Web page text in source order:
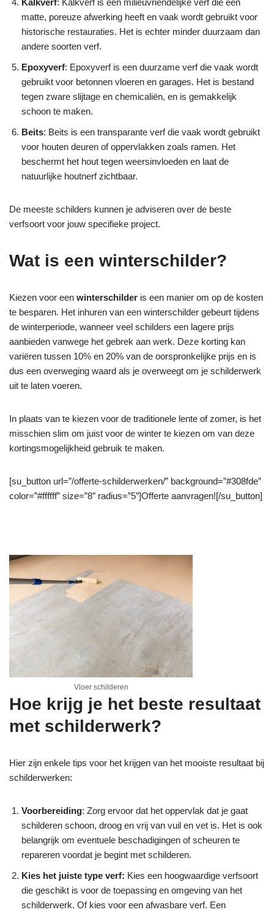
matte, poreuze afwerking heeft en vaak wordt gebruikt voor
historische restauraties. Het is echter minder duurzaam dan
andere soorten verf.
Epoxyverf: Epoxyverf is een duurzame verf die vaak wordt
gebruikt voor betonnen vloeren en garages. Het is bestand
tegen zware slijtage en chemicaliën, en is gemakkelijk
schoon te maken.
Beits: Beits is een transparante verf die vaak wordt gebruikt
voor houten deuren of oppervlakken zoals ramen. Het
beschermt het hout tegen weersinvloeden en laat de
natuurlijke houtnerf zichtbaar.
De meeste schilders kunnen je adviseren over de beste
verfsoort voor jouw specifieke project.
Wat is een winterschilder?
Kiezen voor een winterschilder is een manier om op de kosten
te besparen. Het inhuren van een winterschilder gebeurt tijdens
de winterperiode, wanneer veel schilders een lagere prijs
aanbieden vanwege het gebrek aan werk. Deze korting kan
variëren tussen 10% en 20% van de oorspronkelijke prijs en is
dus een overweging waard als je overweegt om je schilderwerk
uit te laten voeren.
In plaats van te kiezen voor de traditionele lente of zomer, is het
misschien slim om juist voor de winter te kiezen om van deze
kortingsmogelijkheid gebruik te maken.
[su_button url=”/offerte-schilderwerken/” background=”#308fde”
color=”#ffffff” size=”8″ radius=”5″]Offerte aanvragen![/su_button]
Vloer schilderen
Hoe krijg je het beste resultaat
met schilderwerk?
Hier zijn enkele tips voor het krijgen van het mooiste resultaat bij
schilderwerken:
Voorbereiding: Zorg ervoor dat het oppervlak dat je gaat
schilderen schoon, droog en vrij van vuil en vet is. Het is ook
belangrijk om eventuele beschadigingen of scheuren te
repareren voordat je begint met schilderen.
Kies het juiste type verf: Kies een hoogwaardige verfsoort
die geschikt is voor de toepassing en omgeving van het
schilderwerk. Of kies voor een afwasbare verf. Een